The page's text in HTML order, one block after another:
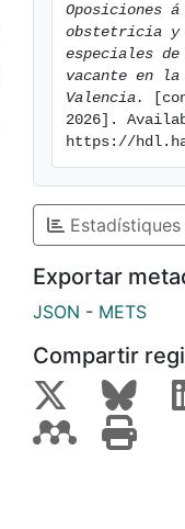
Oposiciones
obstetricia y
especiales
vacante en la
Valencia.
2026].
https://
Estadístiques
Exportar
JSON - METS
Compartir